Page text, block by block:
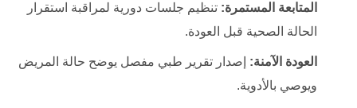
المتابعة المستمرة: تنظيم جلسات دورية لمراقبة استقرار
الحالة الصحية قبل العودة.
العودة الآمنة: إصدار تقرير طبي مفصل يوضح حالة المريض
ويوصي بالأدوية.